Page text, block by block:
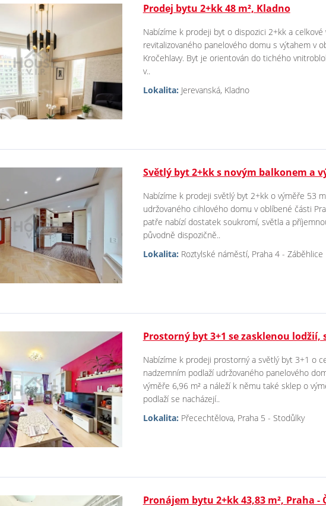
Prodej bytu 2+kk 48 m², Kladno
Nabízíme k prodeji byt o dispozici 2+kk a
revitalizovaného panelového domu s výtahem v
Kročehlavy. Byt je orientován do tichého
v..
Lokalita: Jerevanská, Kladno
Světlý byt 2+kk s novým balkonem a
Nabízíme k prodeji světlý byt 2+kk o výměře 53
udržovaného cihlového domu v oblíbené části
patře nabízí dostatek soukromí, světla a
původně dispozičně..
Lokalita: Roztylské náměstí, Praha 4 - Záběhlice
Prostorný byt 3+1 se zasklenou
Nabízíme k prodeji prostorný a světlý byt 3+1 o
nadzemním podlaží udržovaného panelového
výměře 6,96 m² a náleží k němu také sklep o
podlaží se nacházejí..
Lokalita: Přecechtělova, Praha 5 - Stodůlky
Pronájem bytu 2+kk 43,83 m², Praha -